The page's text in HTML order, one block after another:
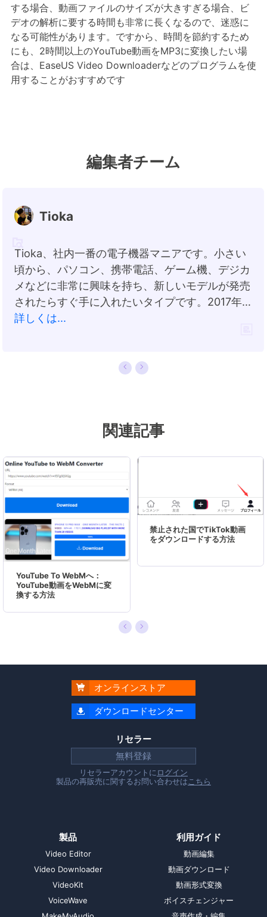
する場合、動画ファイルのサイズが大きすぎる場合、ビ
デオの解析に要する時間も非常に長くなるので、迷惑に
なる可能性があります。ですから、時間を節約するため
にも、2時間以上のYouTube動画をMP3に変換したい場
合は、EaseUS Video Downloaderなどのプログラムを使
用することがおすすめです
編集者チーム
Tioka
Tioka、社内一番の電子機器マニアです。小さい
頃から、パソコン、携帯電話、ゲーム機、デジカ
メなどに非常に興味を持ち、新しいモデルが発売
されたらすぐ手に入れたいタイプです。2017年か
らEaseUS Softwareに加入し、大興味をもって
プ、ディスククローン、パーティション・ディス
の方法、SSD換装の方法やディスクの最適化方法
点（2019年8月21日）まで、彼が書いた記事の閲
覧数はなんと550万回に突破！つまり、日本のユ
ーザーは、合計5,500,000回彼の記事を読んで問
題を解決しました。仕事や記事作成以外、彼は大
部分の時間をタブレット・スマホを弄ること、ゲ
ーミングなどに使っている男の子です。…
詳しくは...
関連記事
YouTube To WebMへ：
YouTube動画をWebMに変
換する方法
禁止された国でTikTok動画
をダウンロードする方法
 オンラインストア
 ダウンロードセンター
リセラー
無料登録
リセラーアカウントにログイン
製品の再販売に関するお問い合わせはこちら
製品
Video Editor
Video Downloader
VideoKit
VoiceWave
利用ガイド
動画編集
動画ダウンロード
動画形式変換
ボイスチェンジャー